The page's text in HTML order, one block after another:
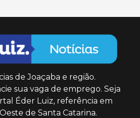
de Joaçaba e região.
sua vaga de emprego. Seja
Éder Luiz, referência em
de Santa Catarina.